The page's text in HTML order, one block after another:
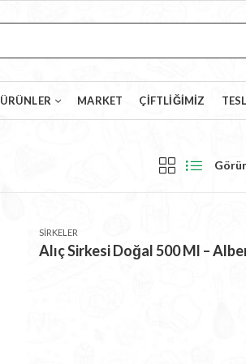
ÜRÜNLER MARKET ÇIFTLIĞIMIZ
SIRKELER
Alıç Sirkesi Doğal 500 Ml –